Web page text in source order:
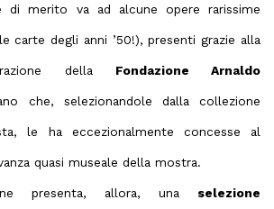
di merito va ad alcune opere rarissime
carte degli anni ’50!), presenti grazie alla
della Fondazione Arnaldo
che, selezionandole dalla collezione
le ha eccezionalmente concesse al
quasi museale della mostra.
presenta, allora, una selezione